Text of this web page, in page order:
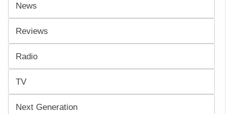
News
Reviews
Radio
TV
Next Generation